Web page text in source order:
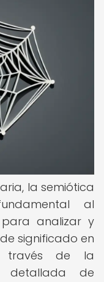
la semiótica
al
analizar y
significado en
través de la
detallada de